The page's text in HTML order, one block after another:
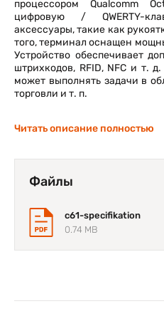
процессором Qualcomm
цифровую / QWERTY-
аксессуары, такие как
того, терминал оснащен
Устройство обеспечивает
штрихкодов, RFID, NFC и т.
может выполнять задачи в
торговли и т. п.
Читать описание полностью
Файлы
c61-specifikation
0.74 MB